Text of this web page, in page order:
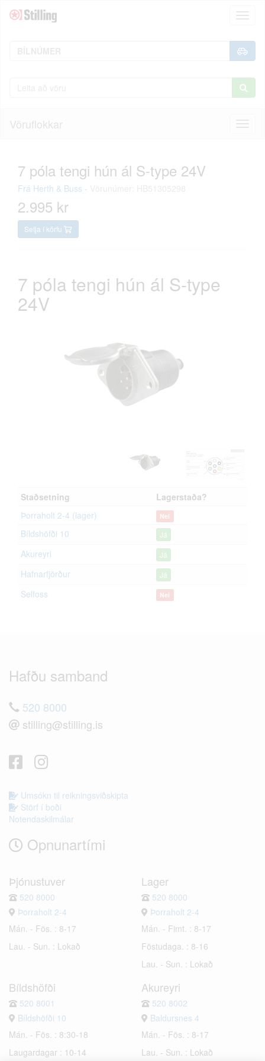
Vöruflokkar
7 póla tengi hún ál S-type 24V
Frá Herth & Buss -
2.995 kr
Setja í körfu
7 póla tengi hún ál S-type
24V
Staðsetning
Lagerstaða?
Þorraholt 2-4 (lager)
Nei
Bíldshöfði 10 Já
Akureyri Já
Hafnarfjörður Já
Selfoss Nei
Hafðu samband
520 8000
stilling@stilling.is
Umsókn til reikningsviðskipta
Störf í boði
Notendaskilmálar
Opnunartími
Þjónustuver
520 8000
Þorraholt 2-4
Mán. - Fös. : 8-17
Lau. - Sun. : Lokað
Lager
520 8000
Þorraholt 2-4
Mán. - Fimt. : 8-17
Föstudaga. : 8-16
Lau. - Sun. : Lokað
Bíldshöfði
520 8001
Bíldshöfði 10
Mán. - Fös. : 8:30-18
Laugardagar : 10-14
Akureyri
520 8002
Baldursnes 4
Mán. - Fös. : 8-17
Lau. - Sun. : Lokað